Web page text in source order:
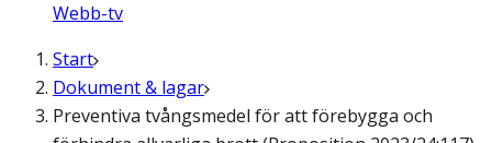
Webb-tv
Start
Dokument & lagar
Preventiva tvångsmedel för att förebygga och